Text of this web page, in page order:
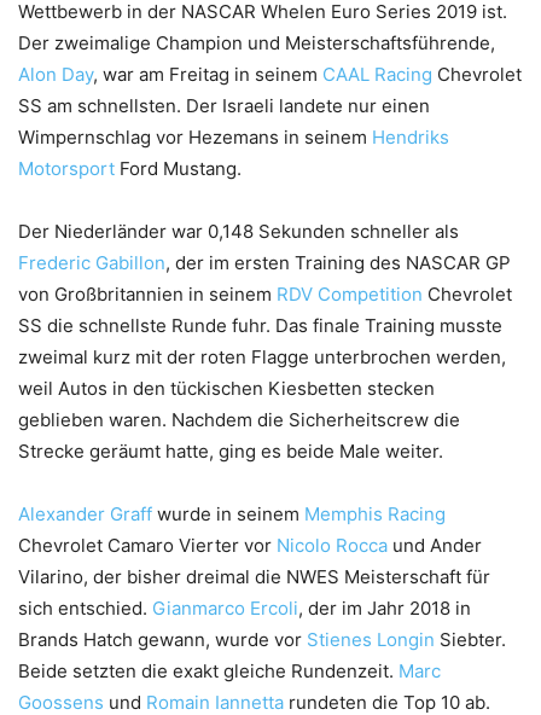
Wettbewerb in der NASCAR Whelen Euro Series 2019 ist.
Der zweimalige Champion und Meisterschaftsführende,
Alon Day, war am Freitag in seinem CAAL Racing Chevrolet
SS am schnellsten. Der Israeli landete nur einen
Wimpernschlag vor Hezemans in seinem Hendriks
Motorsport Ford Mustang.
Der Niederländer war 0,148 Sekunden schneller als
Frederic Gabillon, der im ersten Training des NASCAR GP
von Großbritannien in seinem RDV Competition Chevrolet
SS die schnellste Runde fuhr. Das finale Training musste
zweimal kurz mit der roten Flagge unterbrochen werden,
weil Autos in den tückischen Kiesbetten stecken
geblieben waren. Nachdem die Sicherheitscrew die
Strecke geräumt hatte, ging es beide Male weiter.
Alexander Graff wurde in seinem Memphis Racing
Chevrolet Camaro Vierter vor Nicolo Rocca und Ander
Vilarino, der bisher dreimal die NWES Meisterschaft für
sich entschied. Gianmarco Ercoli, der im Jahr 2018 in
Brands Hatch gewann, wurde vor Stienes Longin Siebter.
Beide setzten die exakt gleiche Rundenzeit. Marc
Goossens und Romain Iannetta rundeten die Top 10 ab.